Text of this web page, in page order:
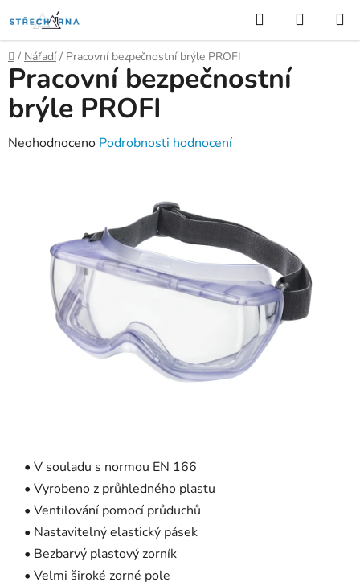
na
obsah
Hledat
KOŠÍK
Domů
/ Nářadí / Pracovní bezpečnostní brýle PROFI
• V souladu s normou EN 166
• Vyrobeno z průhledného plastu
• Ventilování pomocí průduchů
• Nastavitelný elastický pásek
• Bezbarvý plastový zorník
• Velmi široké zorné pole
Pracovní bezpečnostní
brýle PROFI
Průměrné
hvězdiček.
Neohodnoceno Podrobnosti hodnocení